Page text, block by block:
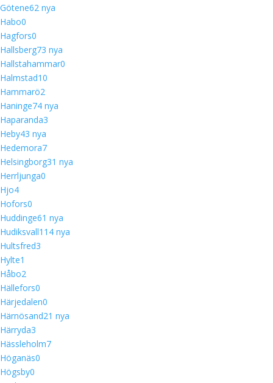
Götene62 nya
Habo0
Hagfors0
Hallsberg73 nya
Hallstahammar0
Halmstad10
Hammarö2
Haninge74 nya
Haparanda3
Heby43 nya
Hedemora7
Helsingborg31 nya
Herrljunga0
Hjo4
Hofors0
Huddinge61 nya
Hudiksvall11 4 nya
Hultsfred3
Hylte1
Håbo2
Hällefors0
Härjedalen0
Härnösand21 nya
Härryda3
Hässleholm7
Höganäs0
Högsby0